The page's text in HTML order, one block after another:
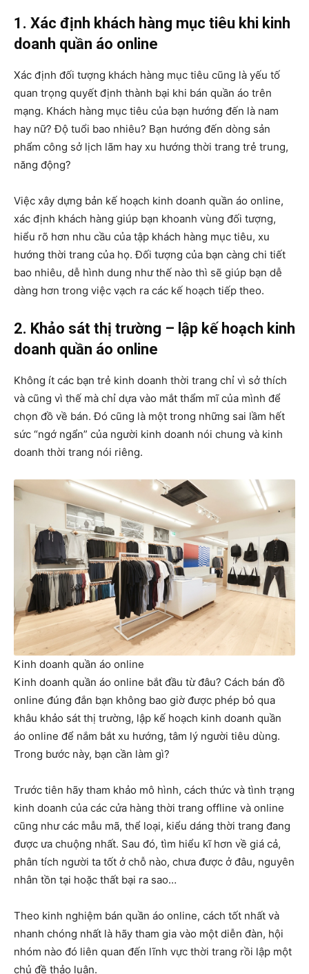
1. Xác định khách hàng mục tiêu khi kinh
doanh quần áo online
Xác định đối tượng khách hàng mục tiêu cũng là yếu tố
quan trọng quyết định thành bại khi bán quần áo trên
mạng. Khách hàng mục tiêu của bạn hướng đến là nam
hay nữ? Độ tuổi bao nhiêu? Bạn hướng đến dòng sản
phẩm công sở lịch lãm hay xu hướng thời trang trẻ trung,
năng động?
Việc xây dựng bản kế hoạch kinh doanh quần áo online,
xác định khách hàng giúp bạn khoanh vùng đối tượng,
hiểu rõ hơn nhu cầu của tập khách hàng mục tiêu, xu
hướng thời trang của họ. Đối tượng của bạn càng chi tiết
bao nhiêu, dễ hình dung như thế nào thì sẽ giúp bạn dễ
dàng hơn trong việc vạch ra các kế hoạch tiếp theo.
2. Khảo sát thị trường – lập kế hoạch kinh
doanh quần áo online
Không ít các bạn trẻ kinh doanh thời trang chỉ vì sở thích
và cũng vì thế mà chỉ dựa vào mắt thẩm mĩ của mình để
chọn đồ về bán. Đó cũng là một trong những sai lầm hết
sức “ngớ ngẩn” của người kinh doanh nói chung và kinh
doanh thời trang nói riêng.
Kinh doanh quần áo online
Kinh doanh quần áo online bắt đầu từ đâu? Cách bán đồ
online đúng đắn bạn không bao giờ được phép bỏ qua
khâu khảo sát thị trường, lập kế hoạch kinh doanh quần
áo online để nắm bắt xu hướng, tâm lý người tiêu dùng.
Trong bước này, bạn cần làm gì?
Trước tiên hãy tham khảo mô hình, cách thức và tình trạng
kinh doanh của các cửa hàng thời trang offline và online
cũng như các mẫu mã, thể loại, kiểu dáng thời trang đang
được ưa chuộng nhất. Sau đó, tìm hiểu kĩ hơn về giá cả,
phân tích người ta tốt ở chỗ nào, chưa được ở đâu, nguyên
nhân tồn tại hoặc thất bại ra sao…
Theo kinh nghiệm bán quần áo online, cách tốt nhất và
nhanh chóng nhất là hãy tham gia vào một diễn đàn, hội
nhóm nào đó liên quan đến lĩnh vực thời trang rồi lập một
chủ đề thảo luận.